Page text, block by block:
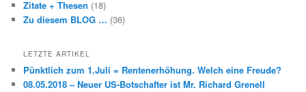
Zitate + Thesen (18)
Zu diesem BLOG … (36)
LETZTE ARTIKEL
Pünktlich zum 1.Juli = Rentenerhöhung. Welch eine Freude?
08.05.2018 – Neuer US-Botschafter ist Mr. Richard Grenell